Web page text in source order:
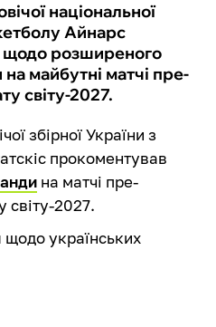
національної
Айнарс
щодо розширеного
майбутні матчі пре-
світу-2027.
збірної України з
прокоментував
на матчі пре-
світу-2027.
українських